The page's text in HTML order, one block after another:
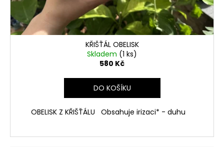
KŘIŠŤÁL OBELISK
Skladem (1 ks)
580 Kč
DO KOŠÍKU
OBELISK Z KŘIŠŤÁLU Obsahuje irizaci* - duhu